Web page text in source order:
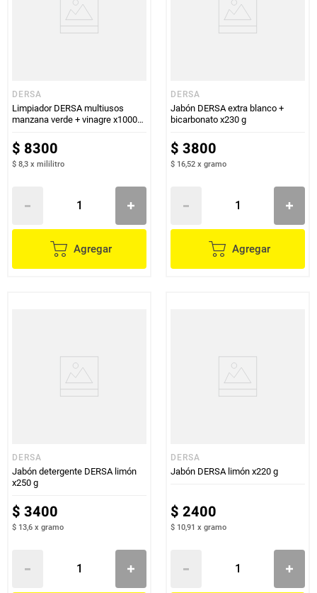
DERSA
Limpiador DERSA multiusos
manzana verde + vinagre x1000
$ 8300
$ 8,3 x mililitro
Agregar
DERSA
Jabón DERSA extra blanco +
bicarbonato x230 g
$ 3800
$ 16,52 x gramo
Agregar
DERSA
Jabón detergente DERSA limón
x250 g
$ 3400
$ 13,6 x gramo
DERSA
Jabón DERSA limón x220 g
$ 2400
$ 10,91 x gramo